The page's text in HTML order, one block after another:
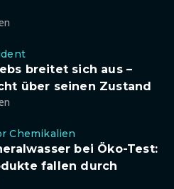
breitet sich aus –
über seinen Zustand
Chemikalien
bei Öko-Test:
fallen durch